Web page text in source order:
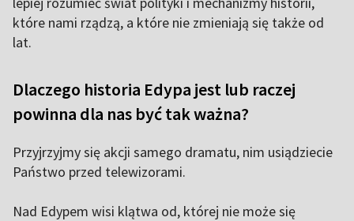
które nami rządzą, a które nie zmieniają się także od
lat.
Dlaczego historia Edypa jest lub raczej
powinna dla nas być tak ważna?
Przyjrzyjmy się akcji samego dramatu, nim usiądziecie
Państwo przed telewizorami.
Nad Edypem wisi klątwa od, której nie może się